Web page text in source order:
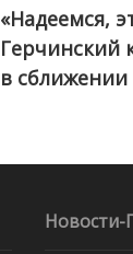
«Надеемся,
Герчинский
в
Новости-